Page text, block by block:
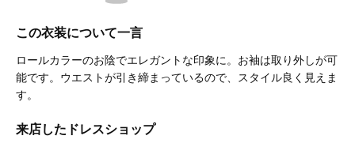
この衣装について一言
ロールカラーのお陰でエレガントな印象に。お袖は取り外しが可
能です。ウエストが引き締まっているので、スタイル良く見えま
す。
来店したドレスショップ